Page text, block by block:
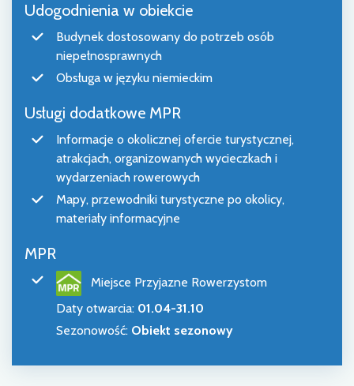
Udogodnienia w obiekcie
Budynek dostosowany do potrzeb osób
niepełnosprawnych
Obsługa w języku niemieckim
Usługi dodatkowe MPR
Informacje o okolicznej ofercie turystycznej,
atrakcjach, organizowanych wycieczkach i
wydarzeniach rowerowych
Mapy, przewodniki turystyczne po okolicy,
materiały informacyjne
MPR
Miejsce Przyjazne Rowerzystom
Daty otwarcia: 01.04-31.10
Sezonowość: Obiekt sezonowy